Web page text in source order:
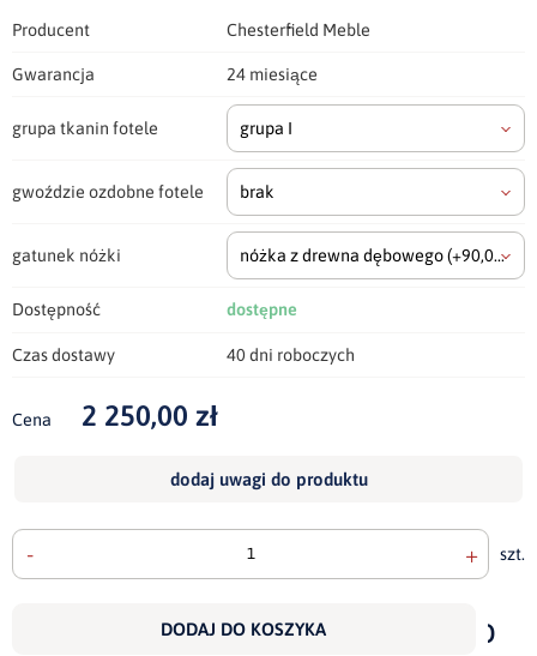
Producent Chesterfield Meble
Gwarancja 24 miesiące
grupa tkanin fotele grupa I
gwoździe ozdobne fotele brak
gatunek nóżki nóżka z drewna dębowego(+90,00 zł)
Dostępność dostępne
Czas dostawy 40 dni roboczych
Cena 2 250,00 zł
dodaj uwagi do produktu
- + szt.
DODAJ DO KOSZYKA
do